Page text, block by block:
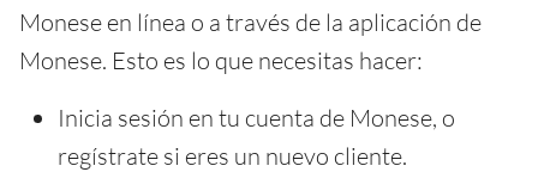
Monese en línea o a través de la aplicación de
Monese. Esto es lo que necesitas hacer:
Inicia sesión en tu cuenta de Monese, o
regístrate si eres un nuevo cliente.